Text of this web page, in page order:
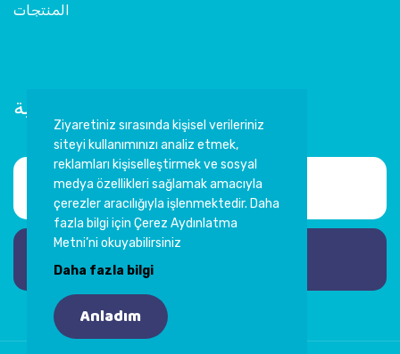
المنتجات
اشترك في النشرة الإخبارية
Ziyaretiniz sırasında kişisel verileriniz
siteyi kullanımınızı analiz etmek,
reklamları kişiselleştirmek ve sosyal
medya özellikleri sağlamak amacıyla
çerezler aracılığıyla işlenmektedir. Daha
fazla bilgi için Çerez Aydınlatma
Metni’ni okuyabilirsiniz
Daha fazla bilgi
Anladım